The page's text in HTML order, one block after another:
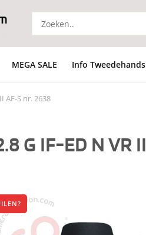
MEGA SALE Info
AF-S nr. 2638
G IF-ED N VR